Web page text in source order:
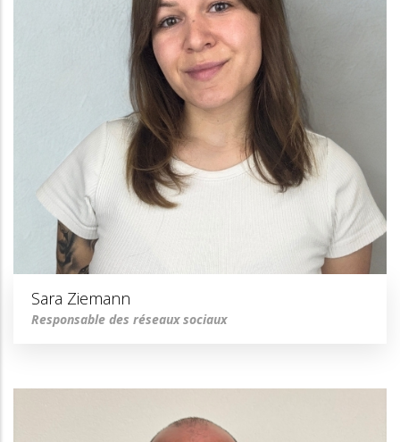
Sara Ziemann
Responsable des réseaux sociaux